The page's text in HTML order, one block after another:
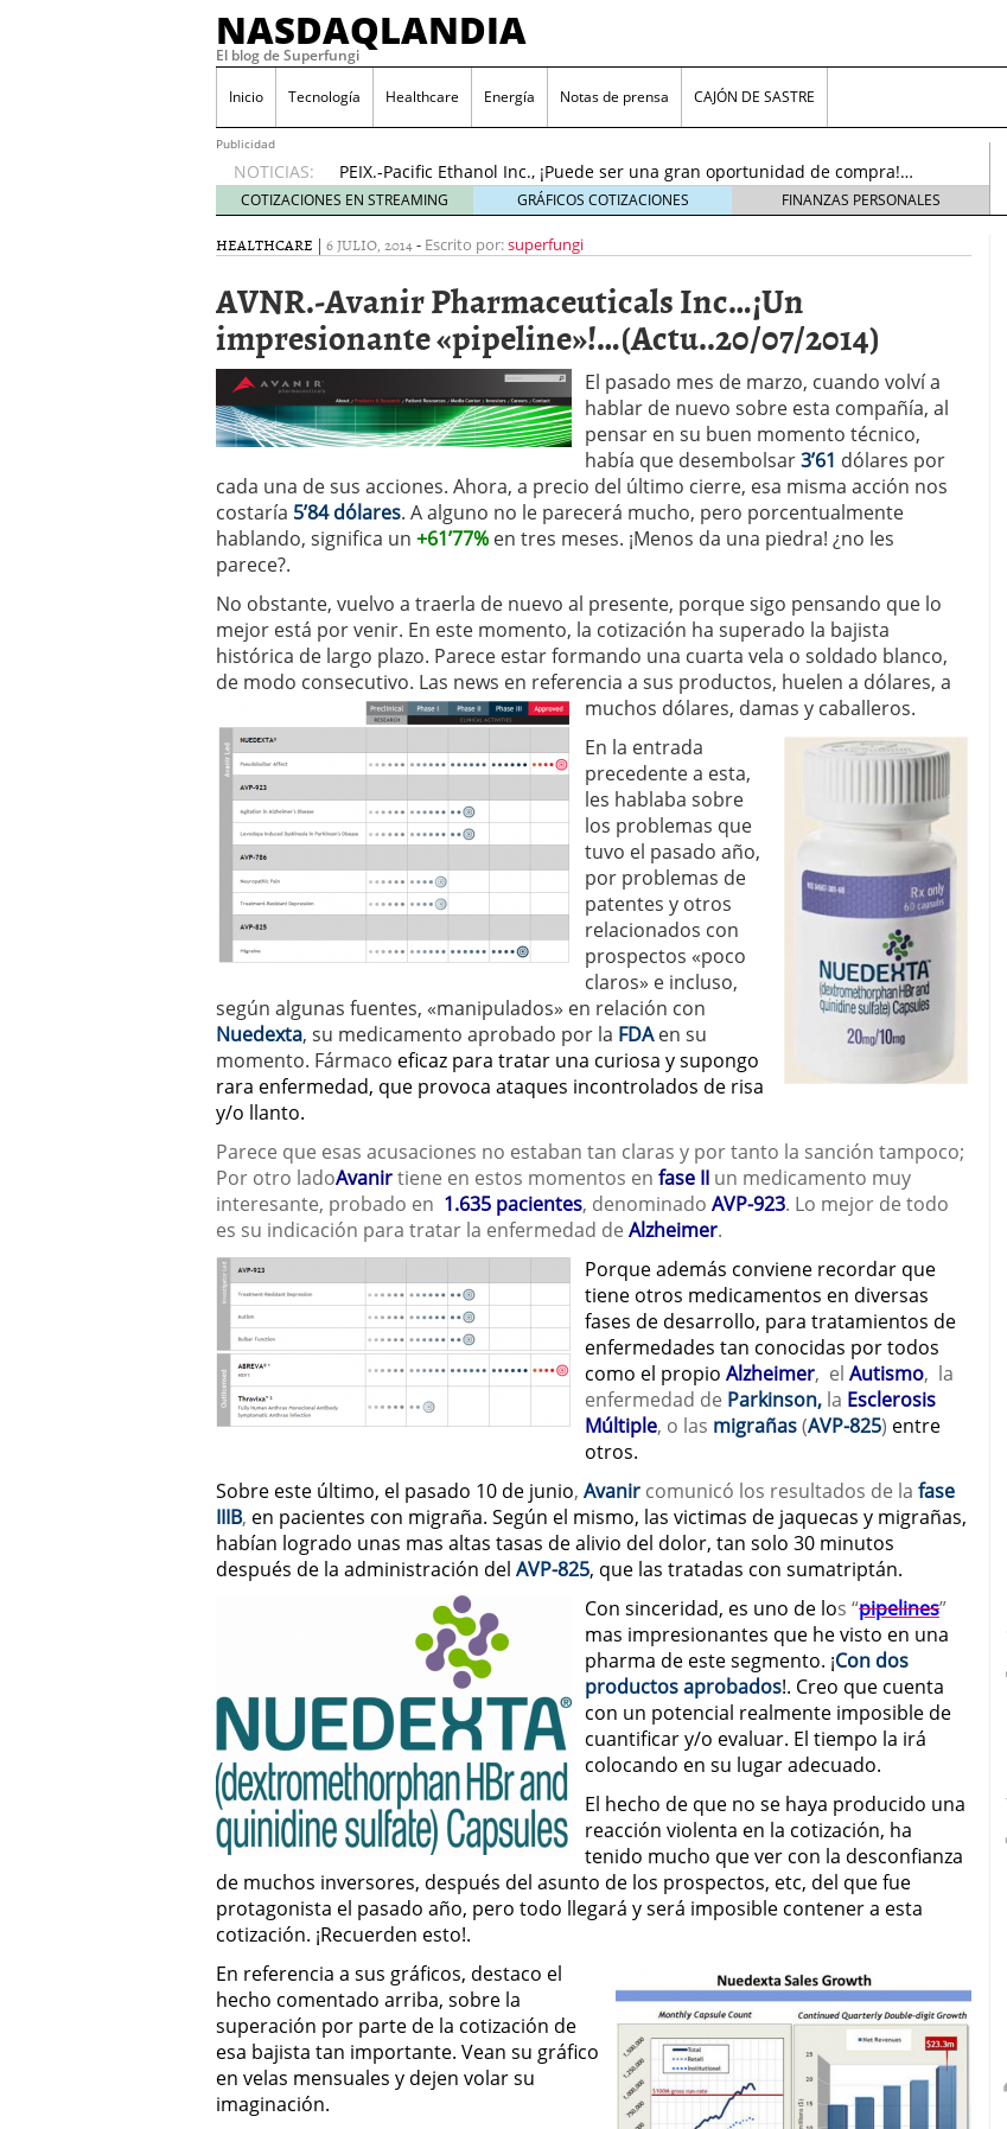
NASDAQLANDIA
El blog de Superfungi
Inicio Tecnología Healthcare Energía Notas de prensa CAJÓN DE SASTRE
Publicidad
NOTICIAS:
ODP.-Office Depot Inc…..¡El resurgir!…(Actu…19/11/2016) 19 noviembre,
2016
NVAX.-Novavax Inc…..¡El sol se puso!, pero ¡AMANECERÁ DE NUEVO!….
PEIX.-Pacific Ethanol Inc., ¡Puede ser una gran oportunidad de compra!…
(Actu..31/10/2016)
31 octubre, 2016
Pruebas de Gráficos 23 noviembre, 2018
HIMX.-Himax Technologies, Inc. (ADR)……¡Cerca del límite para decidir!…
AMRN.-Amarin Corporation Plc…….¡Bonito aspecto técnico, para juego «pre-
news»!…(Actu..23/11/2016) 23 noviembre, 2016
BLDP.-Ballard Power Systems Inc…..¡No olviden este precio!….(Actu…
20/11/2016) 20 noviembre, 2016
ODP.-Office Depot Inc…..¡El resurgir!…(Actu…19/11/2016) 19 noviembre,
2016
NVAX.-Novavax Inc…..¡El sol se puso!, pero ¡AMANECERÁ DE NUEVO!….
17 noviembre, 2016
COTIZACIONES EN STREAMING GRÁFICOS COTIZACIONES FINANZAS PERSONALES
HEALTHCARE | 6 JULIO, 2014- Escrito por:superfungi
AVNR.-Avanir Pharmaceuticals Inc…¡Un
impresionante «pipeline»!…(Actu..20/07/2014)
El pasado mes de marzo, cuando volví a
hablar de nuevo sobre esta compañía, al
pensar en su buen momento técnico,
había que desembolsar3’61 dólares por
cada una de sus acciones. Ahora, a precio del último cierre, esa misma acción nos
costaría 5’84 dólares. A alguno no le parecerá mucho, pero porcentualmente
hablando, significa un +61’77% en tres meses. ¡Menos da una piedra! ¿no les
parece?.
No obstante, vuelvo a traerla de nuevo al presente, porque sigo pensando que lo
mejor está por venir. En este momento, la cotización ha superado la bajista
histórica de largo plazo. Parece estar formando una cuarta vela o soldado blanco,
de modo consecutivo. Las news en referencia a sus productos, huelen a dólares, a
muchos dólares, damas y caballeros.
En la entrada
precedente a esta,
les hablaba sobre
los problemas que
tuvo el pasado año,
por problemas de
patentes y otros
relacionados con
prospectos «poco
claros» e incluso,
según algunas fuentes, «manipulados» en relación con
Nuedexta, su medicamento aprobado por la FDAen su
momento. Fármaco eficaz para tratar una curiosa y supongo
rara enfermedad, que provoca ataques incontrolados de risa
y/o llanto.
Parece que esas acusaciones no estaban tan claras y por tanto la sanción tampoco;
Por otro ladoAvanirtiene en estos momentos en fase II un medicamento muy
interesante, probado en 1.635 pacientes, denominado AVP-923. Lo mejor de todo
es su indicación para tratar la enfermedad de Alzheimer.
Porque además conviene recordar que
tiene otros medicamentos en diversas
fases de desarrollo, para tratamientos de
enfermedades tan conocidas por todos
como el propio Alzheimer, el Autismo, la
enfermedad de Parkinson, la Esclerosis
Múltiple, o las migrañas(AVP-825) entre
otros.
Sobre este último, el pasado 10 de junio, Avanir comunicó los resultados de la fase
IIIB, en pacientes con migraña. Según el mismo, las victimas de jaquecas y migrañas,
habían logrado unas mas altas tasas de alivio del dolor, tan solo 30 minutos
después de la administración del AVP-825, que las tratadas con sumatriptán.
Con sinceridad, es uno de los “pipelines”
mas impresionantes que he visto en una
pharma de este segmento. ¡Con dos
productos aprobados!. Creo que cuenta
con un potencial realmente imposible de
cuantificar y/o evaluar. El tiempo la irá
colocando en su lugar adecuado.
El hecho de que no se haya producido una
reacción violenta en la cotización, ha
tenido mucho que ver con la desconfianza
de muchos inversores, después del asunto de los prospectos, etc, del que fue
protagonista el pasado año, pero todo llegará y será imposible contener a esta
cotización. ¡Recuerden esto!.
En referencia a sus gráficos, destaco el
hecho comentado arriba, sobre la
superación por parte de la cotización de
esa bajista tan importante. Vean su gráfico
en velas mensuales y dejen volar su
imaginación.